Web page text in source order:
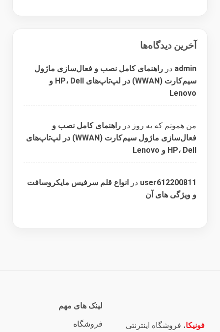
آخرین دیدگاه‌ها
admin در راهنمای کامل نصب و فعال‌سازی ماژول
سیم‌کارت (WWAN) در لپ‌تاپ‌های HP، Dell و
Lenovo
من همونم که یه روز در راهنمای کامل نصب و
فعال‌سازی ماژول سیم‌کارت (WWAN) در لپ‌تاپ‌های
HP، Dell و Lenovo
user612200811 در انواع قلم سرفیس مایکروسافت
و ویژگی های آن
فونیکا، فروشگاه اینترنتی
لینک های مهم
فروشگاه